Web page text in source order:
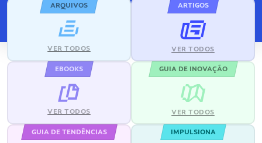
ARQUIVOS
VER TODOS
ARTIGOS
VER TODOS
EBOOKS
VER TODOS
GUIA DE INOVAÇÃO
VER TODOS
GUIA DE TENDÊNCIAS IMPULSIONA